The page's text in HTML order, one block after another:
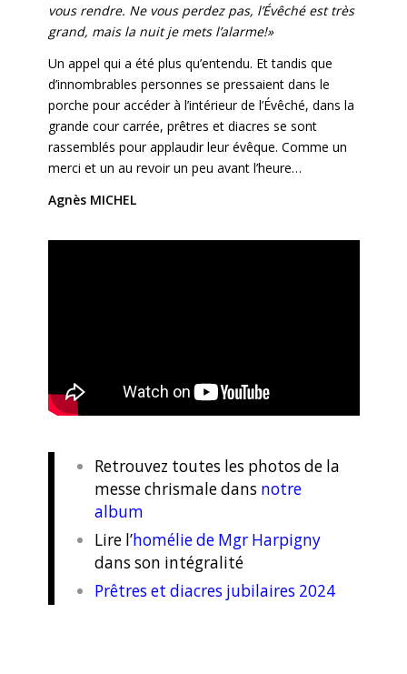
vous rendre. Ne vous perdez pas, l’Évêché est très
grand, mais la nuit je mets l’alarme!»
Un appel qui a été plus qu’entendu. Et tandis que
d’innombrables personnes se pressaient dans le
porche pour accéder à l’intérieur de l’Évêché, dans la
grande cour carrée, prêtres et diacres se sont
rassemblés pour applaudir leur évêque. Comme un
merci et un au revoir un peu avant l’heure…
Agnès MICHEL
Retrouvez toutes les photos de la
messe chrismale dans notre
album
Lire l’homélie de Mgr Harpigny
dans son intégralité
Prêtres et diacres jubilaires 2024